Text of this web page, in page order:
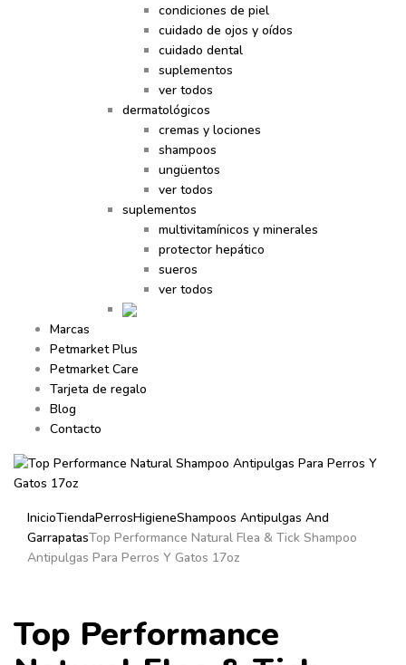
condiciones de piel
cuidado de ojos y oídos
cuidado dental
suplementos
ver todos
dermatológicos
cremas y lociones
shampoos
ungüentos
ver todos
suplementos
multivitamínicos y minerales
protector hepático
sueros
ver todos
Marcas
Petmarket Plus
Petmarket Care
Tarjeta de regalo
Blog
Contacto
InicioTiendaPerrosHigieneShampoos Antipulgas And
GarrapatasTop Performance Natural Flea & Tick Shampoo
Antipulgas Para Perros Y Gatos 17oz
Top Performance